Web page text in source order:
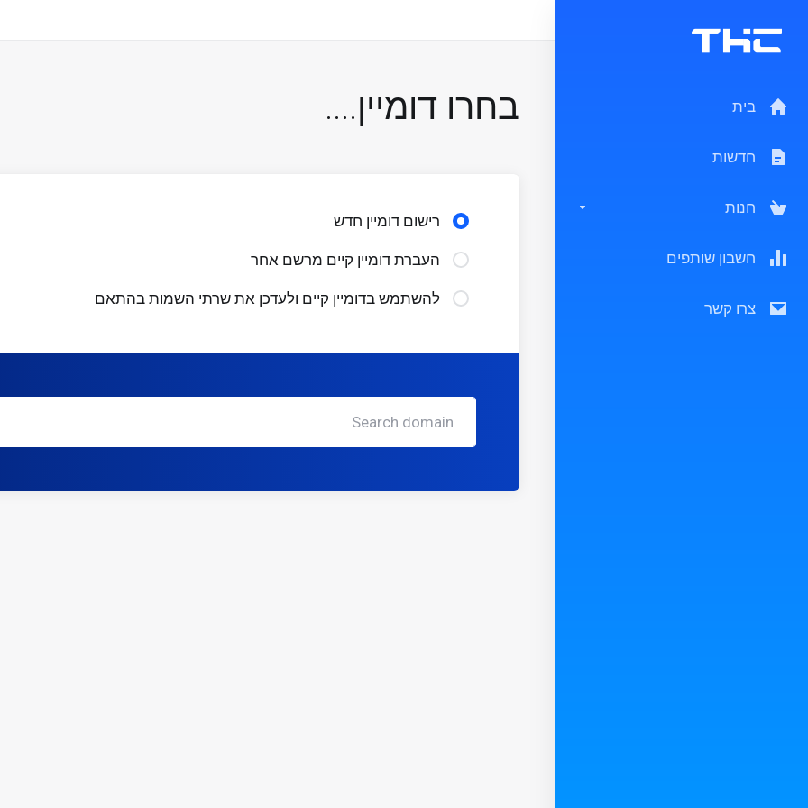
בית
חדשות
חנות
חשבון שותפים
צרו קשר
בחרו דומיין....
רישום דומיין חדש
העברת דומיין קיים מרשם אחר
להשתמש בדומיין קיים ולעדכן את שרתי השמות בהתאם